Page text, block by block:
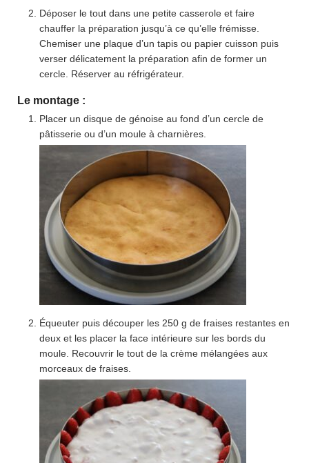
Déposer le tout dans une petite casserole et faire
chauffer la préparation jusqu’à ce qu’elle frémisse.
Chemiser une plaque d’un tapis ou papier cuisson puis
verser délicatement la préparation afin de former un
cercle. Réserver au réfrigérateur.
Le montage :
Placer un disque de génoise au fond d’un cercle de
pâtisserie ou d’un moule à charnières.
Équeuter puis découper les 250 g de fraises restantes en
deux et les placer la face intérieure sur les bords du
moule. Recouvrir le tout de la crème mélangées aux
morceaux de fraises.